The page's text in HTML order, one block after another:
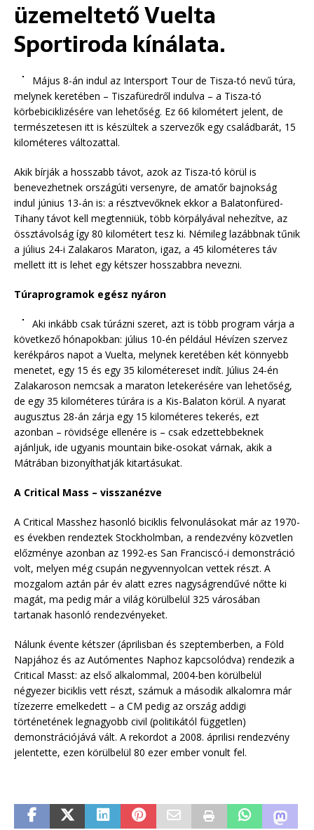
üzemeltető Vuelta
Sportiroda kínálata.
Május 8-án indul az Intersport Tour de Tisza-tó nevű túra,
melynek keretében – Tiszafüredről indulva – a Tisza-tó
körbebiciklizésére van lehetőség. Ez 66 kilométert jelent, de
természetesen itt is készültek a szervezők egy családbarát, 15
kilométeres változattal.
Akik bírják a hosszabb távot, azok az Tisza-tó körül is
benevezhetnek országúti versenyre, de amatőr bajnokság
indul június 13-án is: a résztvevőknek ekkor a Balatonfüred-
Tihany távot kell megtenniük, több körpályával nehezítve, az
össztávolság így 80 kilométert tesz ki. Némileg lazábbnak tűnik
a július 24-i Zalakaros Maraton, igaz, a 45 kilométeres táv
mellett itt is lehet egy kétszer hosszabbra nevezni.
Túraprogramok egész nyáron
Aki inkább csak túrázni szeret, azt is több program várja a
következő hónapokban: július 10-én például Hévízen szervez
kerékpáros napot a Vuelta, melynek keretében két könnyebb
menetet, egy 15 és egy 35 kilométereset indít. Július 24-én
Zalakaroson nemcsak a maraton letekerésére van lehetőség,
de egy 35 kilométeres túrára is a Kis-Balaton körül. A nyarat
augusztus 28-án zárja egy 15 kilométeres tekerés, ezt
azonban – rövidsége ellenére is – csak edzettebbeknek
ajánljuk, ide ugyanis mountain bike-osokat várnak, akik a
Mátrában bizonyíthatják kitartásukat.
A Critical Mass – visszanézve
A Critical Masshez hasonló biciklis felvonulásokat már az 1970-
es években rendeztek Stockholmban, a rendezvény közvetlen
előzménye azonban az 1992-es San Franciscó-i demonstráció
volt, melyen még csupán negyvennyolcan vettek részt. A
mozgalom aztán pár év alatt ezres nagyságrendűvé nőtte ki
magát, ma pedig már a világ körülbelül 325 városában
tartanak hasonló rendezvényeket.
Nálunk évente kétszer (áprilisban és szeptemberben, a Föld
Napjához és az Autómentes Naphoz kapcsolódva) rendezik a
Critical Masst: az első alkalommal, 2004-ben körülbelül
négyezer biciklis vett részt, számuk a második alkalomra már
tízezerre emelkedett – a CM pedig az ország addigi
történetének legnagyobb civil (politikától független)
demonstrációjává vált. A rekordot a 2008. áprilisi rendezvény
jelentette, ezen körülbelül 80 ezer ember vonult fel.